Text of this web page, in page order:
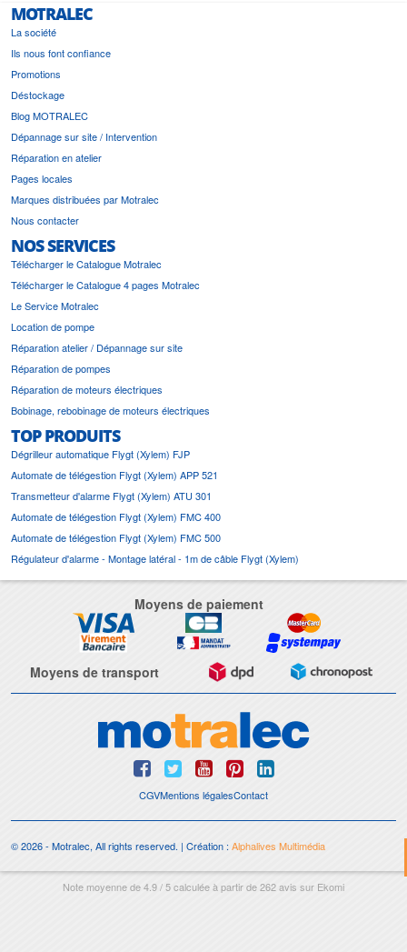
MOTRALEC
La société
Ils nous font confiance
Promotions
Déstockage
Blog MOTRALEC
Dépannage sur site / Intervention
Réparation en atelier
Pages locales
Marques distribuées par Motralec
Nous contacter
NOS SERVICES
Télécharger le Catalogue Motralec
Télécharger le Catalogue 4 pages Motralec
Le Service Motralec
Location de pompe
Réparation atelier / Dépannage sur site
Réparation de pompes
Réparation de moteurs électriques
Bobinage, rebobinage de moteurs électriques
TOP PRODUITS
Dégrilleur automatique Flygt (Xylem) FJP
Automate de télégestion Flygt (Xylem) APP 521
Transmetteur d'alarme Flygt (Xylem) ATU 301
Automate de télégestion Flygt (Xylem) FMC 400
Automate de télégestion Flygt (Xylem) FMC 500
Régulateur d'alarme - Montage latéral - 1m de câble Flygt (Xylem)
Moyens de paiement
Moyens de transport
CGVMentions légalesContact
© 2026 - Motralec, All rights reserved. | Création : Alphalives Multimédia
Note moyenne de4.9/5calculée à partir de262avis sur Ekomi